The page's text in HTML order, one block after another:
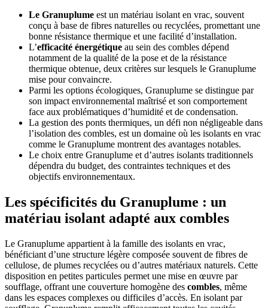
Le Granuplume est un matériau isolant en vrac, souvent
conçu à base de fibres naturelles ou recyclées, promettant une
bonne résistance thermique et une facilité d’installation.
L’efficacité énergétique au sein des combles dépend
notamment de la qualité de la pose et de la résistance
thermique obtenue, deux critères sur lesquels le Granuplume
mise pour convaincre.
Parmi les options écologiques, Granuplume se distingue par
son impact environnemental maîtrisé et son comportement
face aux problématiques d’humidité et de condensation.
La gestion des ponts thermiques, un défi non négligeable dans
l’isolation des combles, est un domaine où les isolants en vrac
comme le Granuplume montrent des avantages notables.
Le choix entre Granuplume et d’autres isolants traditionnels
dépendra du budget, des contraintes techniques et des
objectifs environnementaux.
Les spécificités du Granuplume : un
matériau isolant adapté aux combles
Le Granuplume appartient à la famille des isolants en vrac,
bénéficiant d’une structure légère composée souvent de fibres de
cellulose, de plumes recyclées ou d’autres matériaux naturels. Cette
disposition en petites particules permet une mise en œuvre par
soufflage, offrant une couverture homogène des combles, même
dans les espaces complexes ou difficiles d’accès. En isolant par